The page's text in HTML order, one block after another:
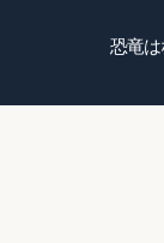
恐竜は